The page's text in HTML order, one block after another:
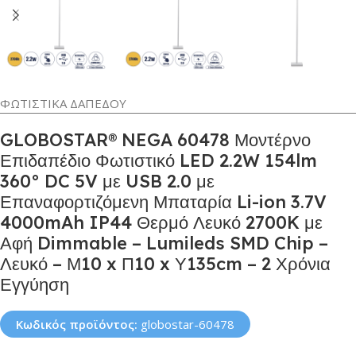
ΦΩΤΙΣΤΙΚΑ ΔΑΠΕΔΟΥ
GLOBOSTAR® NEGA 60478 Μοντέρνο
Επιδαπέδιο Φωτιστικό LED 2.2W 154lm
360° DC 5V με USB 2.0 με
Επαναφορτιζόμενη Μπαταρία Li-ion 3.7V
4000mAh IP44 Θερμό Λευκό 2700K με
Αφή Dimmable – Lumileds SMD Chip –
Λευκό – Μ10 x Π10 x Υ135cm – 2 Χρόνια
Εγγύηση
Κωδικός προϊόντος: globostar-60478